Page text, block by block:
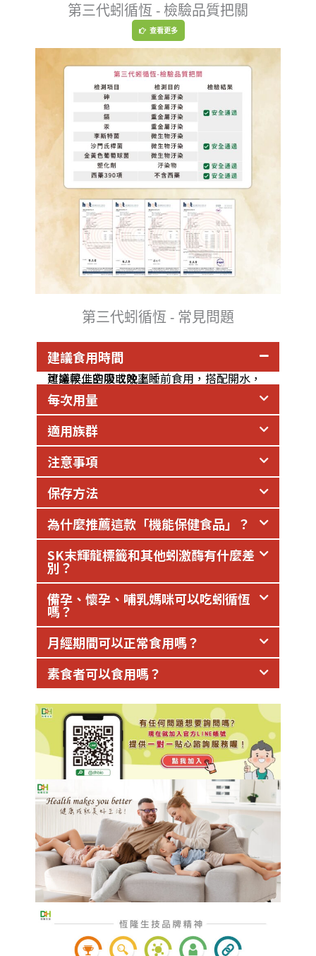
第三代蚓循恆 - 檢驗品質把關
查看更多
第三代蚓循恆 - 常見問題
建議食用時間
建議早上空腹或晚上睡前食用，搭配開水，可達較佳的吸收效率。
每次用量
適用族群
注意事項
保存方法
為什麼推薦這款「機能保健食品」？
SK末輝龍標籤和其他蚓激酶有什麼差
別？
備孕、懷孕、哺乳媽咪可以吃蚓循恆
嗎？
月經期間可以正常食用嗎？
素食者可以食用嗎？